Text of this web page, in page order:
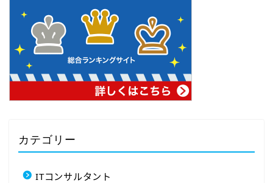
カテゴリー
ITコンサルタント